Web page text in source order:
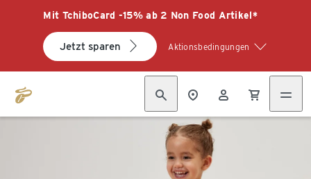
Mit TchiboCard -15% ab 2 Non Food Artikel*
Jetzt sparen Aktionsbedingungen